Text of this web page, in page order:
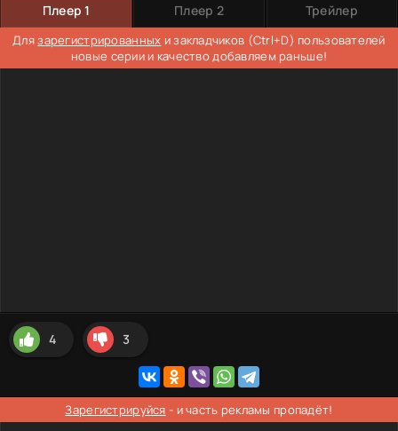
Плеер 1 Плеер 2 Трейлер
Длязарегистрированных и закладчиков (Ctrl+D) пользователей
новые серии и качество добавляем раньше!
4 3
Зарегистрируйся - и часть рекламы пропадёт!